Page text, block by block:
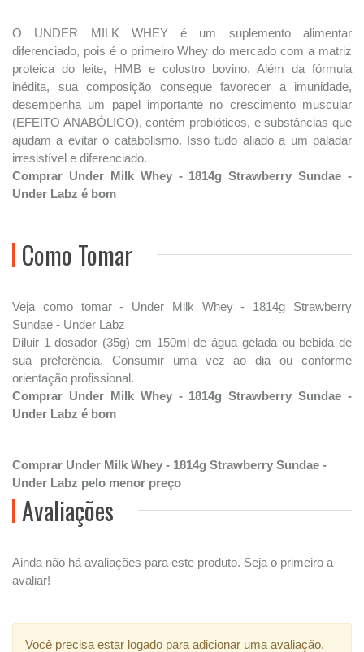
O UNDER MILK WHEY é um suplemento alimentar
diferenciado, pois é o primeiro Whey do mercado com a matriz
proteica do leite, HMB e colostro bovino. Além da fórmula
inédita, sua composição consegue favorecer a imunidade,
desempenha um papel importante no crescimento muscular
(EFEITO ANABÓLICO), contém probióticos, e substâncias que
ajudam a evitar o catabolismo. Isso tudo aliado a um paladar
irresistível e diferenciado.
Comprar Under Milk Whey - 1814g Strawberry Sundae -
Under Labz é bom
Como Tomar
Veja como tomar - Under Milk Whey - 1814g Strawberry
Sundae - Under Labz
Diluir 1 dosador (35g) em 150ml de água gelada ou bebida de
sua preferência. Consumir uma vez ao dia ou conforme
orientação profissional.
Comprar Under Milk Whey - 1814g Strawberry Sundae -
Under Labz é bom
Comprar Under Milk Whey - 1814g Strawberry Sundae -
Under Labz pelo menor preço
Avaliações
Ainda não há avaliações para este produto. Seja o primeiro a
avaliar!
Você precisa estar logado para adicionar uma avaliação.